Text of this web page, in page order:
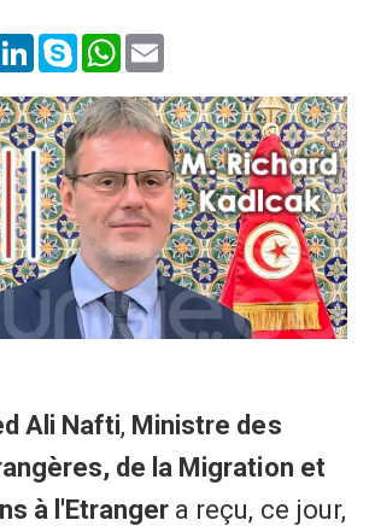
LinkedInSkype WhatsApp
Ali Nafti, Ministre des
de la Migration et
à l'Etranger a reçu, ce jour,